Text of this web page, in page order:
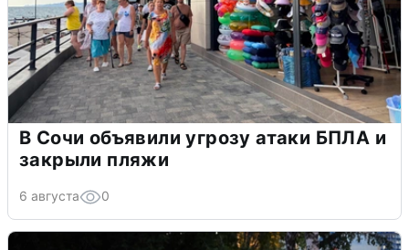
В Сочи объявили угрозу атаки БПЛА и
закрыли пляжи
6 августа 0